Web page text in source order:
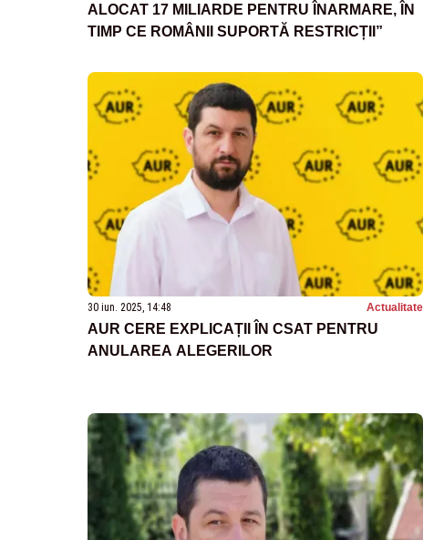
ALOCAT 17 MILIARDE PENTRU ÎNARMARE, ÎN
TIMP CE ROMÂNII SUPORTĂ RESTRICȚII”
30 iun. 2025, 14:48 Actualitate
AUR CERE EXPLICAȚII ÎN CSAT PENTRU
ANULAREA ALEGERILOR